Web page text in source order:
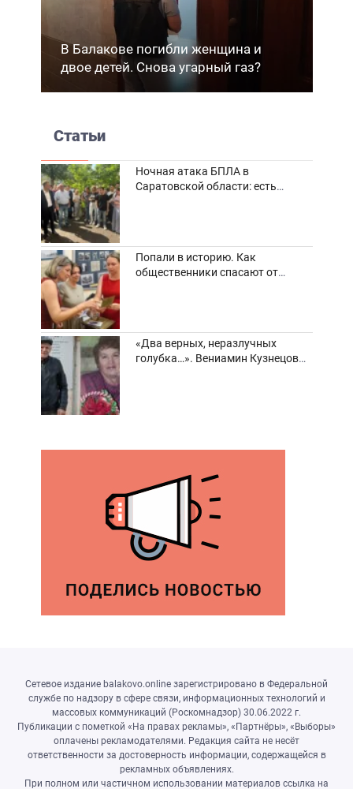
В Балакове погибли женщина и
двое детей. Снова угарный газ?
Статьи
Ночная атака БПЛА в
Саратовской области: есть
Попали в историю. Как
общественники спасают от
«Два верных, неразлучных
голубка…». Вениамин Кузнецов
Сетевое издание balakovo.online зарегистрировано в Федеральной
службе по надзору в сфере связи, информационных технологий и
массовых коммуникаций (Роскомнадзор) 30.06.2022 г.
Публикации с пометкой «На правах рекламы», «Партнёры», «Выборы»
оплачены рекламодателями. Редакция сайта не несёт
ответственности за достоверность информации, содержащейся в
рекламных объявлениях.
При полном или частичном использовании материалов ссылка на